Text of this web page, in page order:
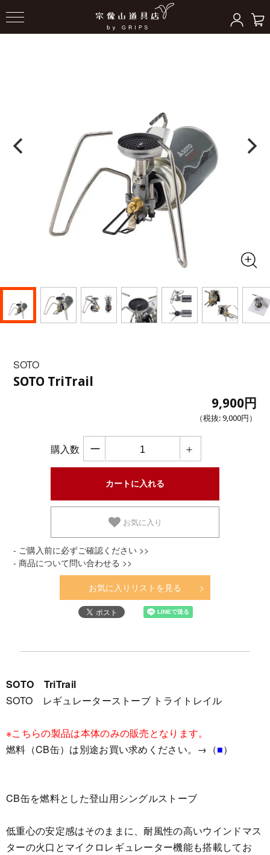
ストーブ/ツール
SOTO
SOTO TriTrail
9,900円
（税抜: 9,000円 ）
購入数 ー ＋
お気に入り
- ご購入前に必ずご確認ください >>
- 商品について問い合わせる >>
お気に入りリストを見る
SOTO TriTrail
SOTO レギュレーターストーブ トライトレイル
※こちらの製品は本体のみの販売となります。
燃料（CB缶）は別途お買い求めください。→（■）
CB缶を燃料とした登山用シングルストーブ
低重心の安定感はそのままに、耐風性の高いウインドマス
ターの火口とマイクロレギュレーター機能も搭載してお